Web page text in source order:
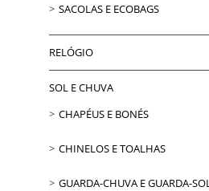
SACOLAS E ECOBAGS
RELÓGIO
SOL E CHUVA
CHAPÉUS E BONÉS
CHINELOS E TOALHAS
GUARDA-CHUVA E GUARDA-SOL